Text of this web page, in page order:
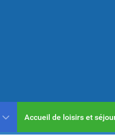
Accueil de loisirs et